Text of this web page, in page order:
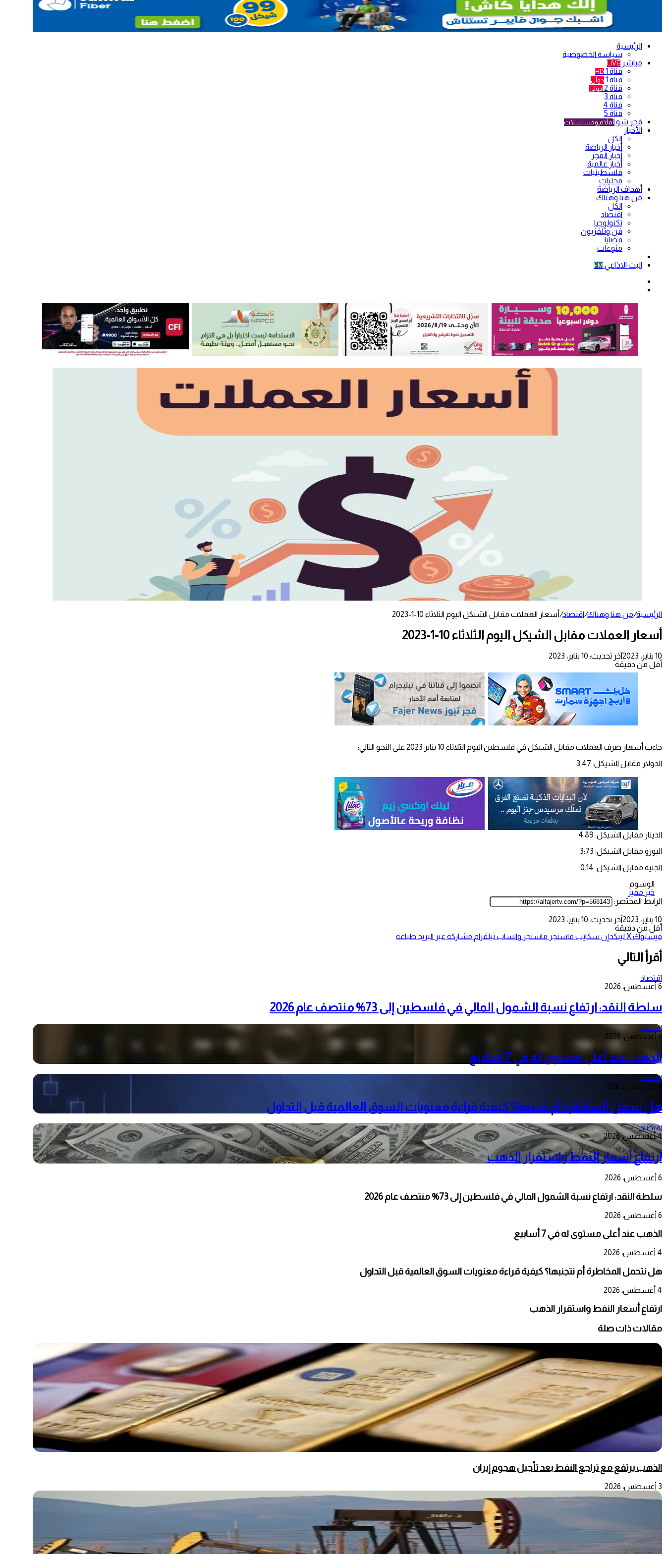
الرئيسية
سياسة الخصوصية
مباشر LIVE
قناة 1 HD
قناة 1 دولي
قناة 2 دولي
قناة 3
قناة 4
قناة 5
فجر شو أفلام ومسلسلات
الأخبار
الكل
أخبار الرياضة
أخبار الفجر
أخبار عالمية
فلسطينيات
محليات
أهداف الرياضة
من هنا وهناك
الكل
اقتصاد
تكنولوجيا
فن وتلفزيون
قضايا
منوعات
البث الاذاعي FM
الرئيسية/من هنا وهناك/اقتصاد/أسعار العملات مقابل الشيكل اليوم الثلاثاء 10-1-2023
أسعار العملات مقابل الشيكل اليوم الثلاثاء 10-1-2023
10 يناير، 2023
آخر تحديث: 10 يناير، 2023
أقل من دقيقة
جاءت أسعار صرف العملات مقابل الشيكل في فلسطين اليوم الثلاثاء 10 يناير 2023 على النحو التالي:
الدولار مقابل الشيكل: 3:47
الدينار مقابل الشيكل: 4.89
اليورو مقابل الشيكل: 3:73
الجنيه مقابل الشيكل: 0:14
الوسوم
خبر مميز
الرابط المختصر:
10 يناير، 2023
آخر تحديث: 10 يناير، 2023
أقل من دقيقة
فيسبوك‫Xلينكدإن سكايب ماسنجر ماسنجر واتساب تيلقرام مشاركة عبر البريد طباعة
أقرأ التالي
اقتصاد
6 أغسطس، 2026
سلطة النقد: ارتفاع نسبة الشمول المالي في فلسطين إلى 73% منتصف عام 2026
اقتصاد
6 أغسطس، 2026
الذهب عند أعلى مستوى له في 7 أسابيع
اقتصاد
4 أغسطس، 2026
هل نتحمل المخاطرة أم نتجنبها؟ كيفية قراءة معنويات السوق العالمية قبل التداول
اقتصاد
4 أغسطس، 2026
ارتفاع أسعار النفط واستقرار الذهب
6 أغسطس، 2026
سلطة النقد: ارتفاع نسبة الشمول المالي في فلسطين إلى 73% منتصف عام 2026
6 أغسطس، 2026
الذهب عند أعلى مستوى له في 7 أسابيع
4 أغسطس، 2026
هل نتحمل المخاطرة أم نتجنبها؟ كيفية قراءة معنويات السوق العالمية قبل التداول
4 أغسطس، 2026
ارتفاع أسعار النفط واستقرار الذهب
مقالات ذات صلة
الذهب يرتفع مع تراجع النفط بعد تأجيل هجوم إيران
3 أغسطس، 2026